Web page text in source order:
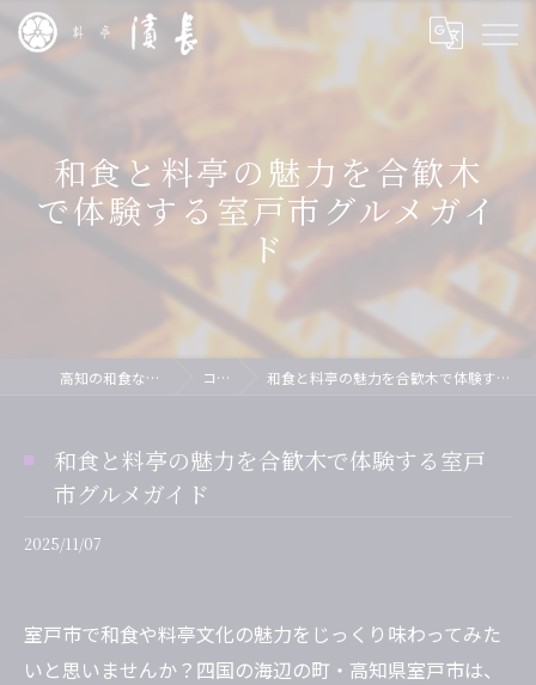
和食と料亭の魅力を合歓木
で体験する室戸市グルメガイ
ド
高知の和食なら料亭 濱長 コラム 和食と料亭の魅力を合歓木で体験する室戸市グルメガイド
和食と料亭の魅力を合歓木で体験する室戸
市グルメガイド
2025/11/07
室戸市で和食や料亭文化の魅力をじっくり味わってみた
いと思いませんか？四国の海辺の町・高知県室戸市は、